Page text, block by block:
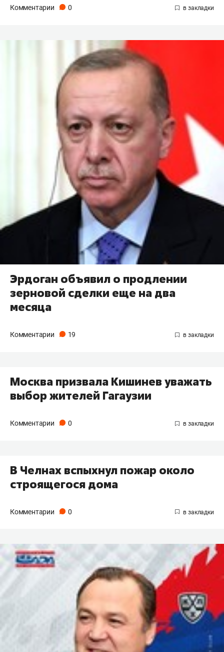
Комментарии 0
Эрдоган объявил о продлении
зерновой сделки еще на два
месяца
Комментарии 19
Москва призвала Кишинев уважать
выбор жителей Гагаузии
Комментарии 0
В Челнах вспыхнул пожар около
строящегося дома
Комментарии 0